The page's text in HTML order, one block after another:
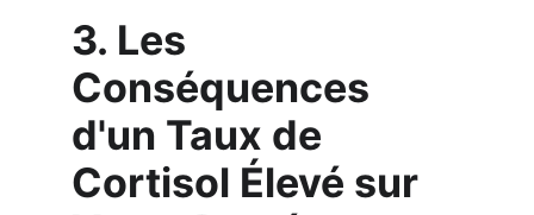
3. Les
Conséquences
d'un Taux de
Cortisol Élevé sur